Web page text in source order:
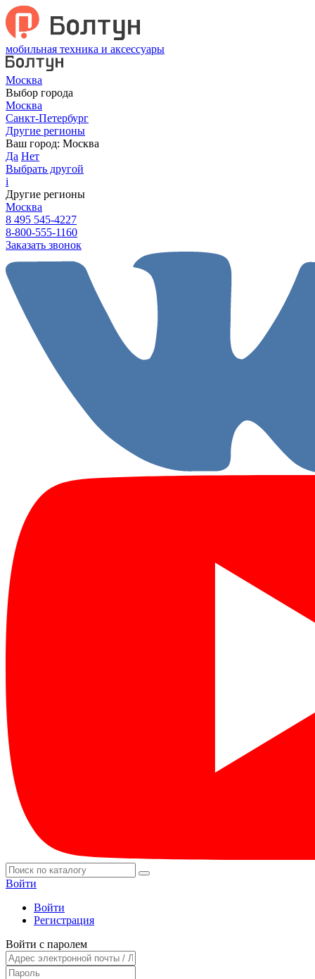
мобильная техника и аксессуары
Москва
Выбор города
Москва
Санкт-Петербург
Другие регионы
Ваш город: Москва
Да Нет
Выбрать другой
i
Другие регионы
Москва
8 495 545-4227
8-800-555-1160
Заказать звонок
Войти
Войти
Регистрация
Войти с паролем